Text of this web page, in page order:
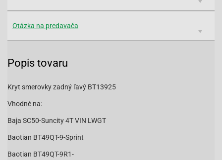
Otázka na predavača
Popis tovaru
Kryt smerovky zadný ľavý BT13925
Vhodné na:
Baja SC50-Suncity 4T VIN LWGT
Baotian BT49QT-9-Sprint
Baotian BT49QT-9R1-